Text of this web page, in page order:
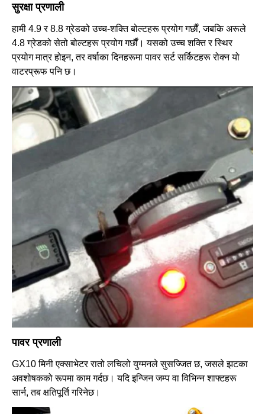
सुरक्षा प्रणाली
हामी 4.9 र 8.8 ग्रेडको उच्च-शक्ति बोल्टहरू प्रयोग गर्छौं, जबकि अरूले
4.8 ग्रेडको सेतो बोल्टहरू प्रयोग गर्छौं। यसको उच्च शक्ति र स्थिर
प्रयोग मात्र होइन, तर वर्षाका दिनहरूमा पावर सर्ट सर्किटहरू रोक्न यो
वाटरप्रूफ पनि छ।
पावर प्रणाली
GX10 मिनी एक्साभेटर रातो लचिलो युग्मनले सुसज्जित छ, जसले झटका
अवशोषकको रूपमा काम गर्दछ। यदि इन्जिन जम्प वा विभिन्न शाफ्टहरू
सार्न, तब क्षतिपूर्ति गरिनेछ।